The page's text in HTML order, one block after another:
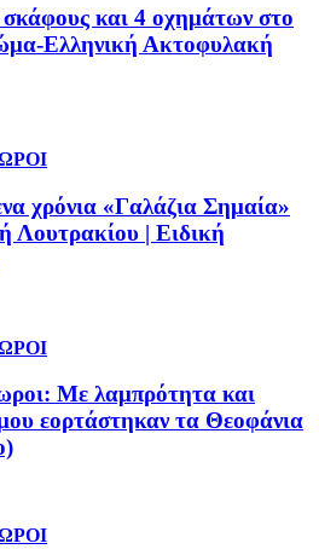
και 4 οχημάτων στο
Ελληνική Ακτοφυλακή
χρόνια «Γαλάζια Σημαία»
Λουτρακίου | Ειδική
Με λαμπρότητα και
εορτάστηκαν τα Θεοφάνια